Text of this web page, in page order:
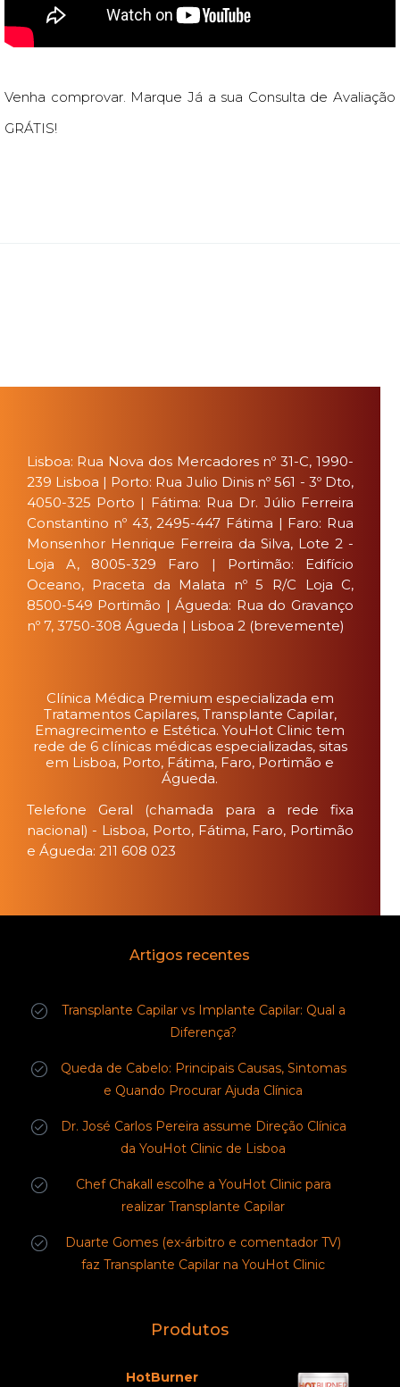
Venha comprovar. Marque Já a sua Consulta de Avaliação
GRÁTIS!
Lisboa: Rua Nova dos Mercadores nº 31-C, 1990-
239 Lisboa | Porto: Rua Julio Dinis nº 561 - 3º Dto,
4050-325 Porto | Fátima: Rua Dr. Júlio Ferreira
Constantino nº 43, 2495-447 Fátima | Faro: Rua
Monsenhor Henrique Ferreira da Silva, Lote 2 -
Loja A, 8005-329 Faro | Portimão: Edifício
Oceano, Praceta da Malata nº 5 R/C Loja C,
8500-549 Portimão | Águeda: Rua do Gravanço
nº 7, 3750-308 Águeda | Lisboa 2 (brevemente)
Clínica Médica Premium especializada em
Tratamentos Capilares, Transplante Capilar,
Emagrecimento e Estética. YouHot Clinic tem
rede de 6 clínicas médicas especializadas, sitas
em Lisboa, Porto, Fátima, Faro, Portimão e
Águeda.
Telefone Geral (chamada para a rede fixa
nacional) - Lisboa, Porto, Fátima, Faro, Portimão
e Águeda: 211 608 023
Artigos recentes
Transplante Capilar vs Implante Capilar: Qual a
Diferença?
Queda de Cabelo: Principais Causas, Sintomas
e Quando Procurar Ajuda Clínica
Dr. José Carlos Pereira assume Direção Clínica
da YouHot Clinic de Lisboa
Chef Chakall escolhe a YouHot Clinic para
realizar Transplante Capilar
Duarte Gomes (ex-árbitro e comentador TV)
faz Transplante Capilar na YouHot Clinic
Produtos
HotBurner